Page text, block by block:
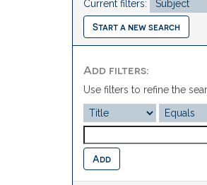
Current filters:
Start a new search
Add filters:
Use filters to refine the